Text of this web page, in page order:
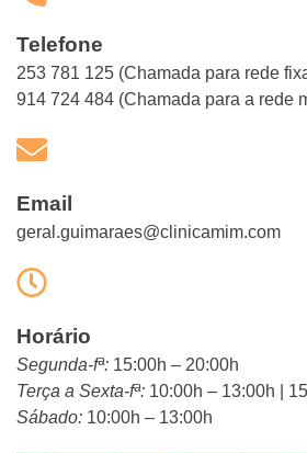
Telefone
253 781 125 (Chamada para rede
914 724 484 (Chamada para a rede
Email
geral.guimaraes@clinicamim.com
Horário
Segunda-fª: 15:00h – 20:00h
Terça a Sexta-fª: 10:00h – 13:00h |
Sábado: 10:00h – 13:00h